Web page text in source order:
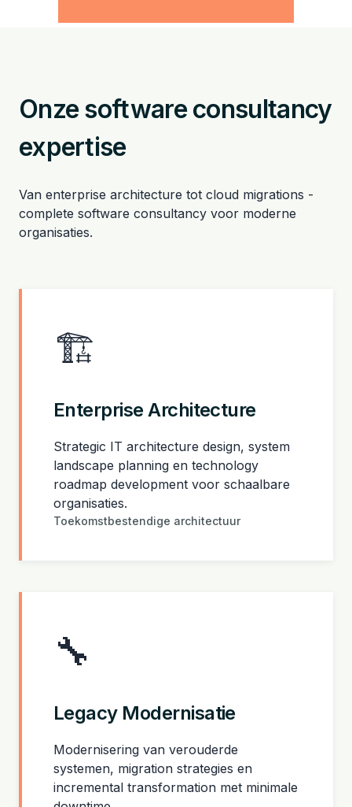
Onze software consultancy
expertise
Van enterprise architecture tot cloud migrations -
complete software consultancy voor moderne
organisaties.
🏗️
Enterprise Architecture
Strategic IT architecture design, system
landscape planning en technology
roadmap development voor schaalbare
organisaties.
Toekomstbestendige architectuur
🔧
Legacy Modernisatie
Modernisering van verouderde
systemen, migration strategies en
incremental transformation met minimale